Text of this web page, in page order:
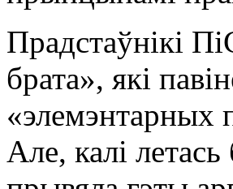
Прадстаўнікі
брата», які
«элемэнтарных
Але, калі